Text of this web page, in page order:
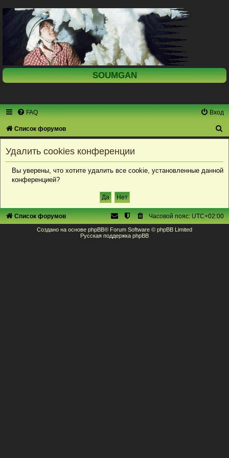
SOUMGAN
FAQ Вход
Список форумов
Удалить cookies конференции
Вы уверены, что хотите удалить все cookie, установленные данной
конференцией?
Список форумов Часовой пояс:UTC+02:00
Создано на основе phpBB® Forum Software © phpBB Limited
Русская поддержка phpBB